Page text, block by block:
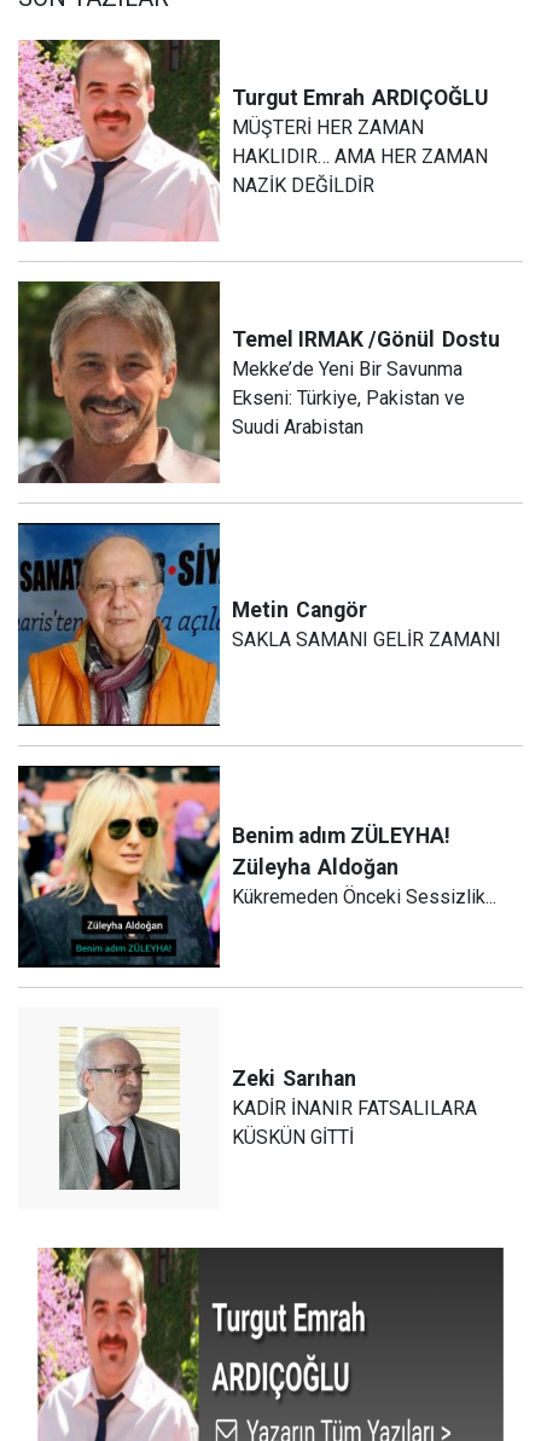
Turgut Emrah ARDIÇOĞLU
MÜŞTERİ HER ZAMAN
HAKLIDIR… AMA HER ZAMAN
NAZİK DEĞİLDİR
Temel IRMAK /Gönül Dostu
Mekke’de Yeni Bir Savunma
Ekseni: Türkiye, Pakistan ve
Suudi Arabistan
Metin Cangör
SAKLA SAMANI GELİR ZAMANI
Benim adım ZÜLEYHA!
Züleyha Aldoğan
Kükremeden Önceki Sessizlik...
Zeki Sarıhan
KADİR İNANIR FATSALILARA
KÜSKÜN GİTTİ